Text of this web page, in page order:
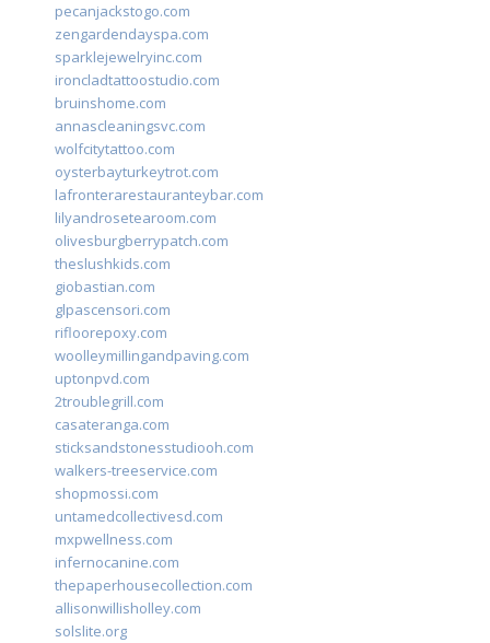
pecanjackstogo.com
zengardendayspa.com
sparklejewelryinc.com
ironcladtattoostudio.com
bruinshome.com
annascleaningsvc.com
wolfcitytattoo.com
oysterbayturkeytrot.com
lafronterarestauranteybar.com
lilyandrosetearoom.com
olivesburgberrypatch.com
theslushkids.com
giobastian.com
glpascensori.com
rifloorepoxy.com
woolleymillingandpaving.com
uptonpvd.com
2troublegrill.com
casateranga.com
sticksandstonesstudiooh.com
walkers-treeservice.com
shopmossi.com
untamedcollectivesd.com
mxpwellness.com
infernocanine.com
thepaperhousecollection.com
allisonwillisholley.com
solslite.org